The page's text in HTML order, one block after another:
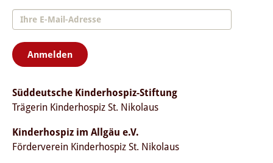
Anmelden
Süddeutsche Kinderhospiz-Stiftung
Trägerin Kinderhospiz St. Nikolaus
Kinderhospiz im Allgäu e.V.
Förderverein Kinderhospiz St. Nikolaus